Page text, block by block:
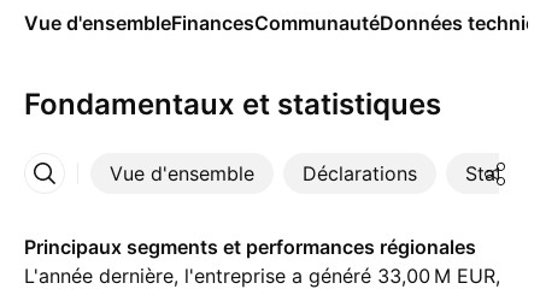
Vue d'ensembleFinancesCommunautéDonnées
Fondamentaux et statistiques
Vue d'ensemble Déclarations
Plus
Principaux segments et performances régionales
L'année dernière, l'entreprise a généré ‪33,00 M‬ EUR,